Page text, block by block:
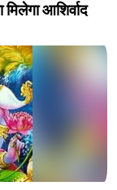
आशिर्वाद